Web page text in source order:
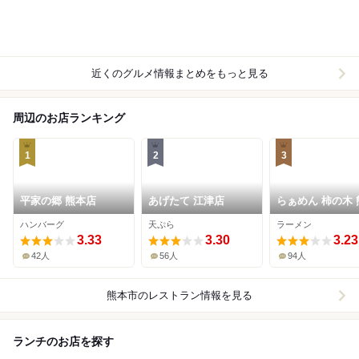
近くのグルメ情報まとめをもっと見る
周辺のお店ランキング
1
平家の郷 熊本店
ハンバーグ
3.33
42人
2
あげたて 江津店
天ぷら
3.30
56人
3
らぁめん 柿の木
本店
ラーメン
3.23
94人
熊本市のレストラン情報を見る
ランチのお店を探す